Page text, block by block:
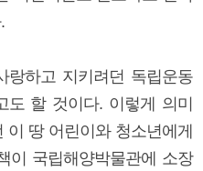
랑하고 지키려던 독립운동
도 할 것이다. 이렇게 의미
이 땅 어린이와 청소년에게
이 국립해양박물관에 소장